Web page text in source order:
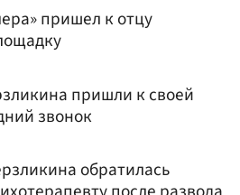
пришел к отцу
пришли к своей
звонок
обратилась